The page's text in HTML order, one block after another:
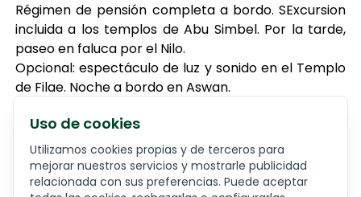
Régimen de pensión completa a bordo. SExcursion
incluida a los templos de Abu Simbel. Por la tarde,
paseo en faluca por el Nilo.
Opcional: espectáculo de luz y sonido en el Templo
de Filae. Noche a bordo en Aswan.
Día 5: ASWAN – EL CAIRO
Desayuno y desembarque. Excursión incluida al
templo de Filae. Almuerzo a bordo en Aswan. Con
Uso de cookies
Utilizamos cookies propias y de terceros para
mejorar nuestros servicios y mostrarle publicidad
relacionada con sus preferencias. Puede aceptar